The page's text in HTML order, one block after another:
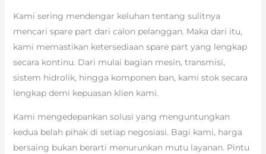
Kami sering mendengar keluhan tentang sulitnya
mencari spare part dari calon pelanggan. Maka dari itu,
kami memastikan ketersediaan spare part yang lengkap
secara kontinu. Dari mulai bagian mesin, transmisi,
sistem hidrolik, hingga komponen ban, kami stok secara
lengkap demi kepuasan klien kami.
Kami mengedepankan solusi yang menguntungkan
kedua belah pihak di setiap negosiasi. Bagi kami, harga
bersaing bukan berarti menurunkan mutu layanan. Pintu